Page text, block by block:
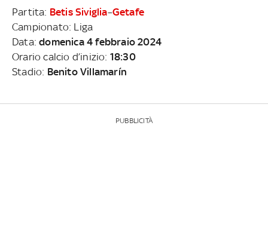
Partita: Betis Siviglia–Getafe
Campionato: Liga
Data:domenica 4 febbraio 2024
Orario calcio d’inizio: 18:30
Stadio: Benito Villamarín
PUBBLICITÀ